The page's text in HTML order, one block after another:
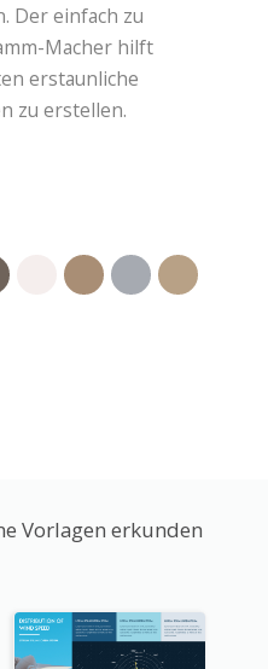
Der einfach zu
Macher hilft
erstaunliche
zu erstellen.
Vorlagen erkunden